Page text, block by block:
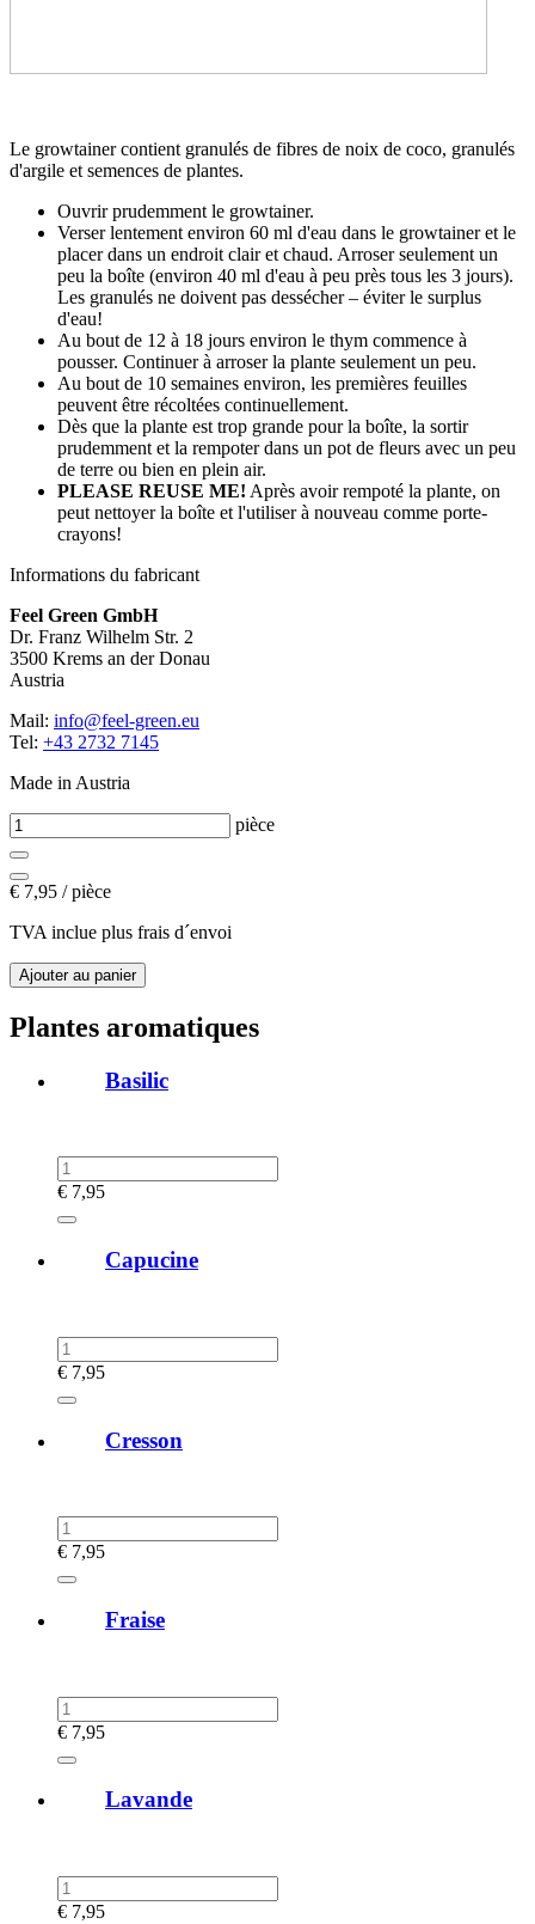
Le growtainer contient granulés de fibres de noix de coco, granulés
d'argile et semences de plantes.
Ouvrir prudemment le growtainer.
Verser lentement environ 60 ml d'eau dans le growtainer et le
placer dans un endroit clair et chaud. Arroser seulement un
peu la boîte (environ 40 ml d'eau à peu près tous les 3 jours).
Les granulés ne doivent pas dessécher – éviter le surplus
d'eau!
Au bout de 12 à 18 jours environ le thym commence à
pousser. Continuer à arroser la plante seulement un peu.
Au bout de 10 semaines environ, les premières feuilles
peuvent être récoltées continuellement.
Dès que la plante est trop grande pour la boîte, la sortir
prudemment et la rempoter dans un pot de fleurs avec un peu
de terre ou bien en plein air.
PLEASE REUSE ME! Après avoir rempoté la plante, on
peut nettoyer la boîte et l'utiliser à nouveau comme porte-
crayons!
Informations du fabricant
Feel Green GmbH
Dr. Franz Wilhelm Str. 2
3500 Krems an der Donau
Austria
Mail: info@feel-green.eu
Tel: +43 2732 7145
Made in Austria
pièce
€ 7,95 / pièce
TVA inclue plus frais d´envoi
Plantes aromatiques
Basilic
€ 7,95
Capucine
€ 7,95
Cresson
€ 7,95
Fraise
€ 7,95
Lavande
€ 7,95